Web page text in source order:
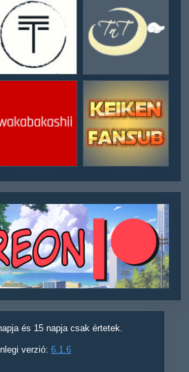
és 15 napja csak értetek.
verzió: 6.1.6